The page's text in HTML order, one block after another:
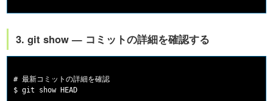
3. git show — コミットの詳細を確認する
# 最新コミットの詳細を確認
$ git show HEAD